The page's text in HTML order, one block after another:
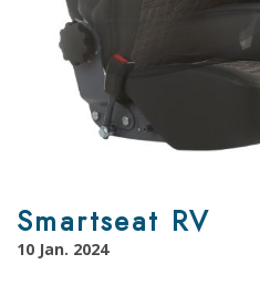
Smartseat RV
10 Jan. 2024